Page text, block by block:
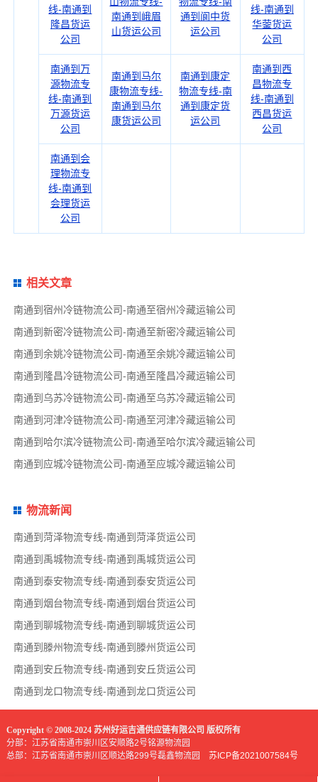
线-南通到
隆昌货运
公司
南通到峨眉
山货运公司
通到阆中货
运公司
线-南通到
华蓥货运
公司
南通到万
源物流专
线-南通到
万源货运
公司
南通到马尔
康物流专线-
南通到马尔
康货运公司
南通到康定
物流专线-南
通到康定货
运公司
南通到西
昌物流专
线-南通到
西昌货运
公司
南通到会
理物流专
线-南通到
会理货运
公司
相关文章
南通到宿州冷链物流公司-南通至宿州冷藏运输公司
南通到新密冷链物流公司-南通至新密冷藏运输公司
南通到余姚冷链物流公司-南通至余姚冷藏运输公司
南通到隆昌冷链物流公司-南通至隆昌冷藏运输公司
南通到乌苏冷链物流公司-南通至乌苏冷藏运输公司
南通到河津冷链物流公司-南通至河津冷藏运输公司
南通到哈尔滨冷链物流公司-南通至哈尔滨冷藏运输公司
南通到应城冷链物流公司-南通至应城冷藏运输公司
物流新闻
南通到菏泽物流专线-南通到菏泽货运公司
南通到禹城物流专线-南通到禹城货运公司
南通到泰安物流专线-南通到泰安货运公司
南通到烟台物流专线-南通到烟台货运公司
南通到聊城物流专线-南通到聊城货运公司
南通到滕州物流专线-南通到滕州货运公司
南通到安丘物流专线-南通到安丘货运公司
南通到龙口物流专线-南通到龙口货运公司
Copyright © 2008-2024 苏州好运吉通供应链有限公司 版权所有
分部：江苏省南通市崇川区安顺路2号铭源物流园
总部：江苏省南通市崇川区顺达路299号磊鑫物流园 苏ICP备2021007584号